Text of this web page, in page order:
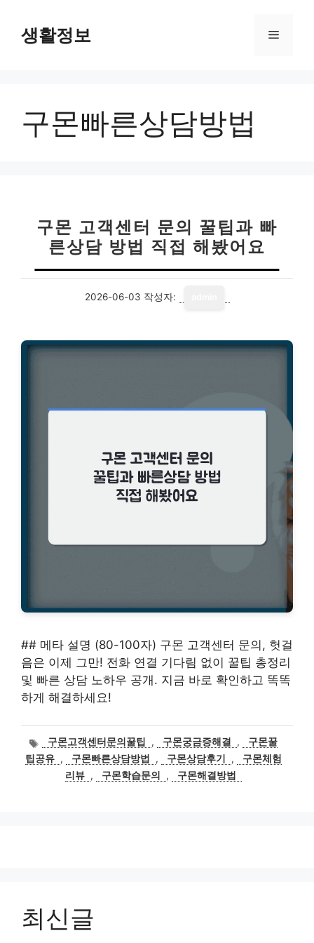
생활정보 메
구몬빠른상담방법
구몬 고객센터 문의 꿀팁과 빠
른상담 방법 직접 해봤어요
2026-06-03 작성자:
## 메타 설명 (80-100자) 구몬 고객센터 문의, 헛걸
음은 이제 그만! 전화 연결 기다림 없이 꿀팁 총정리
및 빠른 상담 노하우 공개. 지금 바로 확인하고 똑똑
하게 해결하세요!
태
그
구몬고객센터문의꿀팁 , 구몬궁금증해결 ,
구몬꿀
팁공유 , 구몬빠른상담방법 , 구몬상담후기 ,
구몬체험
리뷰 , 구몬학습문의 , 구몬해결방법
최신글